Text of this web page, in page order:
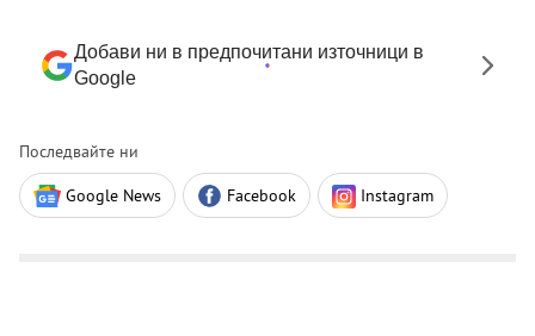
Добави ни в предпочитани източници в
Google
Последвайте ни
Google News Facebook Instagram